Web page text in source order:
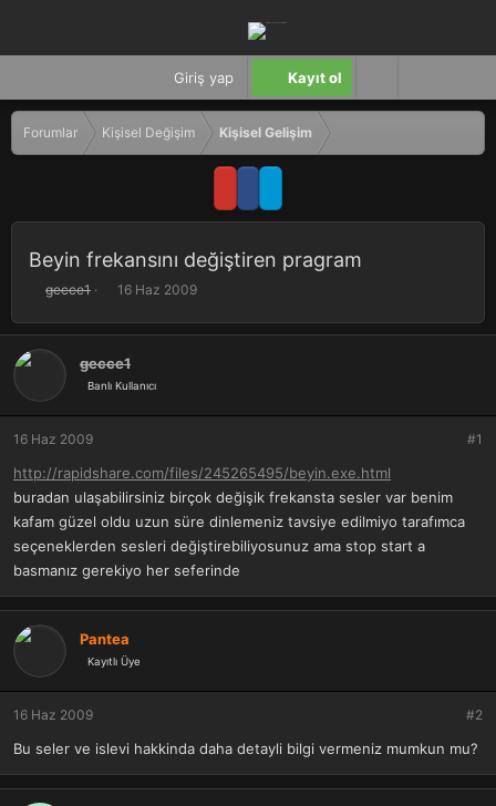
Giriş yap Kayıt ol
Forumlar Kişisel Değişim Kişisel Gelişim
Beyin frekansını değiştiren pragram
K
n
b
a
ş
a
t
a
n
gecce1
B
ş
a
n
t
a
r
i
h
i
16 Haz 2009
gecce1
Banlı Kullanıcı
16 Haz 2009 #1
http://rapidshare.com/files/245265495/beyin.exe.html
buradan ulaşabilirsiniz birçok değişik frekansta sesler var benim
kafam güzel oldu uzun süre dinlemeniz tavsiye edilmiyo tarafımca
seçeneklerden sesleri değiştirebiliyosunuz ama stop start a
basmanız gerekiyo her seferinde
Pantea
Kayıtlı Üye
16 Haz 2009 #2
Bu seler ve islevi hakkinda daha detayli bilgi vermeniz mumkun mu?